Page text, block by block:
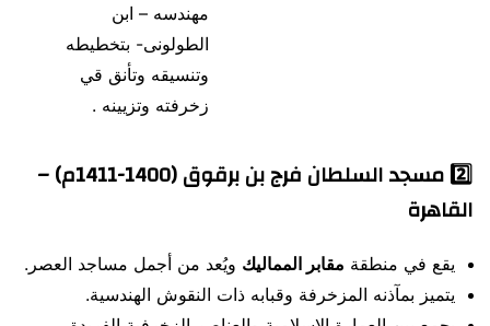
مهندسه – ابن
الطولونى- بتخطيطه
وتنسيقه وتأنق قي
زخرفته وتزيينه .
2️⃣
مسجد السلطان فرج بن برقوق (1400-1411م) –
القاهرة
يقع في منطقة مقابر المماليك ويُعد من أجمل مساجد العصر.
يتميز بمآذنه المزخرفة وقبابه ذات النقوش الهندسية.